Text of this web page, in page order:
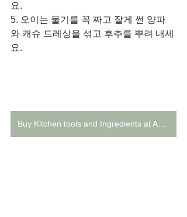
요.
5. 오이는 물기를 꼭 짜고 잘게 썬 양파
와 캐슈 드레싱을 섞고 후추를 뿌려 내세
요.